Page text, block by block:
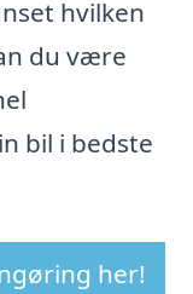
hvilken
du være
bil i bedste
her!